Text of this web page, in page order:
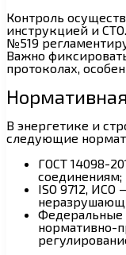
Контроль
инструкцией и
№519
Важно
протоколах,
В энергетике и
следующие
ГОСТ 14098-
соединениям;
ISO 9712, ИСО
Федеральные
нормативно-